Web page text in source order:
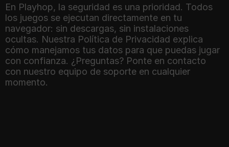
En Playhop, la seguridad es una prioridad. Todos
los juegos se ejecutan directamente en tu
navegador: sin descargas, sin instalaciones
ocultas. Nuestra Política de Privacidad explica
cómo manejamos tus datos para que puedas jugar
con confianza. ¿Preguntas? Ponte en contacto
con nuestro equipo de soporte en cualquier
momento.